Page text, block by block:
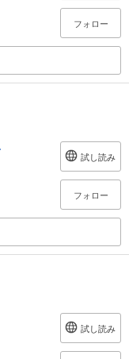
フォロー
試し読み
フォロー
試し読み